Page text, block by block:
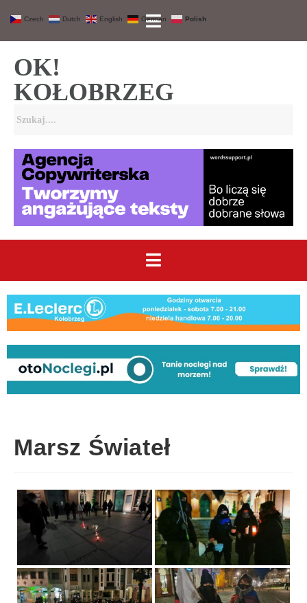
OK!
KOŁOBRZEG
Marsz Świateł
Czech Dutch English German Polish